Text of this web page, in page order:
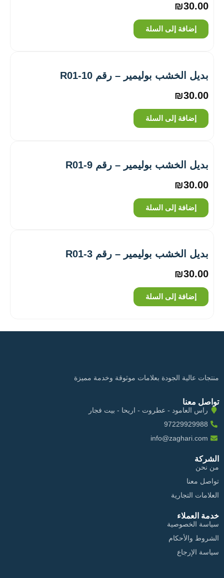
₪30.00
إضافة إلى السلة
بديل الخشب بوليمير – رقم R01-10
₪30.00
إضافة إلى السلة
بديل الخشب بوليمير – رقم R01-9
₪30.00
إضافة إلى السلة
بديل الخشب بوليمير – رقم R01-3
₪30.00
إضافة إلى السلة
منتجات عالية الجودة بعلامات موثوقة وخدمة مميزة
تواصل معنا
راس العامود - عطروت - اريحا - بيت فجار
97229929988
info@zaghari.com
الشركة
من نحن
تواصل معنا
العلامات التجارية
خدمة العملاء
سياسة الخصوصية
الشروط والأحكام
سياسة الإرجاع